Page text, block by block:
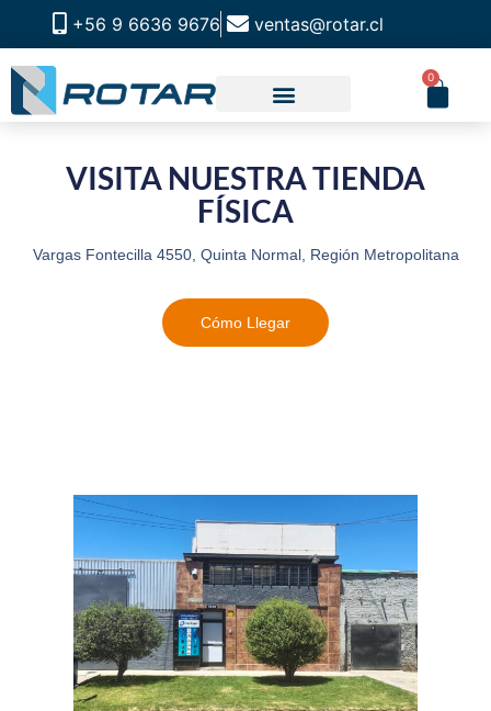
+56 9 6636 9676 ventas@rotar.cl
0
VISITA NUESTRA TIENDA
FÍSICA
Vargas Fontecilla 4550, Quinta Normal, Región Metropolitana
Cómo Llegar